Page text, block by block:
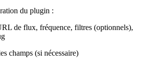
du plugin :
de flux, fréquence, filtres (optionnels),
champs (si nécessaire)